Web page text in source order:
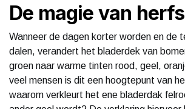
De magie van
Wanneer de dagen korter worden en de
dalen, verandert het bladerdek van
groen naar warme tinten rood, geel,
veel mensen is dit een hoogtepunt van
waarom verkleurt het ene bladerdak